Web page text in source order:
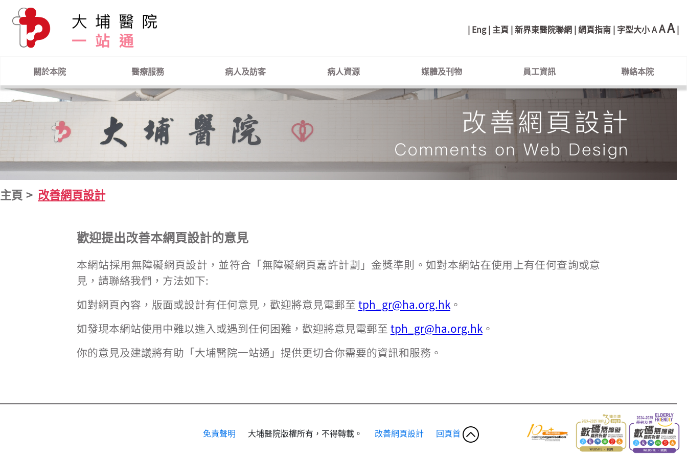
跳到主要內容
Eng 主頁 新界東醫院聯網 網頁指南 字型大小AAA
關於本院 醫療服務 病人及訪客 病人資源 媒體及刊物 員工資訊 聯絡本院
主頁 改善網頁設計
歡迎提出改善本網頁設計的意見
本網站採用無障礙網頁設計，並符合「無障礙網頁嘉許計劃」金獎準則。如對本網站在使用上有任何查詢或意
見，請聯絡我們，方法如下:
如對網頁內容，版面或設計有任何意見，歡迎將意見電郵至 tph_gr@ha.org.hk。
如發現本網站使用中難以進入或遇到任何困難，歡迎將意見電郵至 tph_gr@ha.org.hk。
你的意見及建議將有助「大埔醫院一站通」提供更切合你需要的資訊和服務。
免責聲明 大埔醫院版權所有，不得轉載。 改善網頁設計 回頁首